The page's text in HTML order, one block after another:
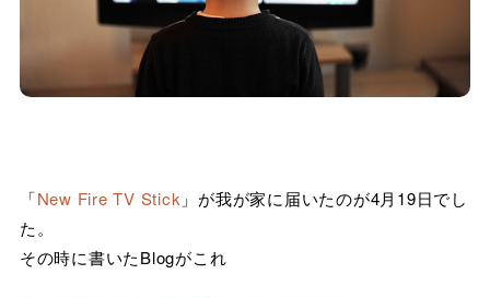
「New Fire TV Stick 」が我が家に届いたのが4月19日でし
た。
その時に書いたBlogがこれ